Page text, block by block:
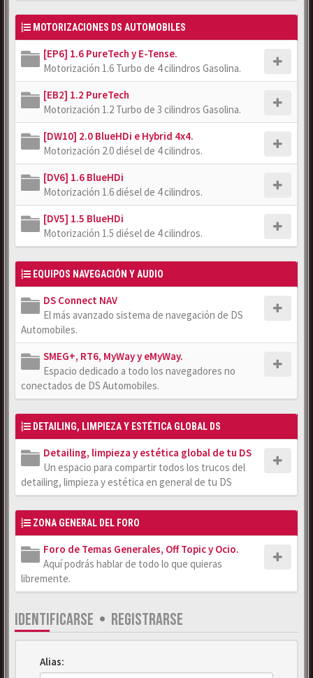
MOTORIZACIONES DS AUTOMOBILES
[EP6] 1.6 PureTech y E-Tense.
Motorización 1.6 Turbo de 4 cilindros Gasolina.
[EB2] 1.2 PureTech
Motorización 1.2 Turbo de 3 cilindros Gasolina.
[DW10] 2.0 BlueHDi e Hybrid 4x4.
Motorización 2.0 diésel de 4 cilindros.
[DV6] 1.6 BlueHDi
Motorización 1.6 diésel de 4 cilindros.
[DV5] 1.5 BlueHDi
Motorización 1.5 diésel de 4 cilindros.
EQUIPOS NAVEGACIÓN Y AUDIO
DS Connect NAV
El más avanzado sistema de navegación de DS
Automobiles.
SMEG+, RT6, MyWay y eMyWay.
Espacio dedicado a todo los navegadores no
conectados de DS Automobiles.
DETAILING, LIMPIEZA Y ESTÉTICA GLOBAL DS
Detailing, limpieza y estética global de tu DS
Un espacio para compartir todos los trucos del
detailing, limpieza y estética en general de tu DS
ZONA GENERAL DEL FORO
Foro de Temas Generales, Off Topic y Ocio.
Aquí podrás hablar de todo lo que quieras
libremente.
IDENTIFICARSE • REGISTRARSE
Alias: